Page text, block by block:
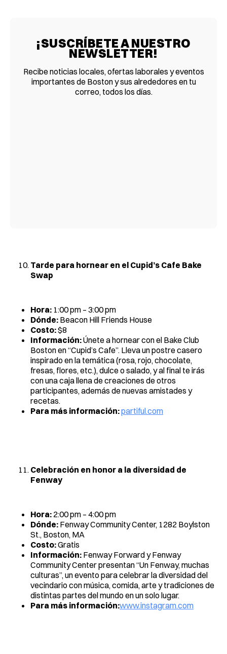
¡SUSCRÍBETE A NUESTRO
NEWSLETTER!
Recibe noticias locales, ofertas laborales y eventos
importantes de Boston y sus alrededores en tu
correo, todos los días.
Tarde para hornear en el Cupid’s Cafe Bake
Swap
Hora: 1:00 pm – 3:00 pm
Dónde: Beacon Hill Friends House
Costo:$8
Información:Únete a hornear con el Bake Club
Boston en “Cupid’s Cafe”. Lleva un postre casero
inspirado en la temática (rosa, rojo, chocolate,
fresas, flores, etc.), dulce o salado, y al final te irás
con una caja llena de creaciones de otros
participantes, además de nuevas amistades y
recetas.
Para más información:partiful.com
Celebración en honor a la diversidad de
Fenway
Hora: 2:00 pm – 4:00 pm
Dónde: Fenway Community Center, 1282 Boylston
St., Boston, MA
Costo:Gratis
Información: Fenway Forward y Fenway
Community Center presentan “Un Fenway, muchas
culturas”, un evento para celebrar la diversidad del
vecindario con música, comida, arte y tradiciones de
distintas partes del mundo en un solo lugar.
Para más información:www.instagram.com